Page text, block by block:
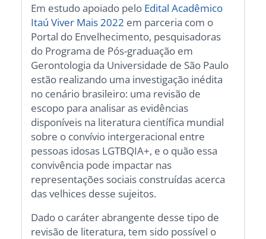
Em estudo apoiado pelo Edital Acadêmico
Itaú Viver Mais 2022 em parceria com o
Portal do Envelhecimento, pesquisadoras
do Programa de Pós-graduação em
Gerontologia da Universidade de São Paulo
estão realizando uma investigação inédita
no cenário brasileiro: uma revisão de
escopo para analisar as evidências
disponíveis na literatura científica mundial
sobre o convívio intergeracional entre
pessoas idosas LGTBQIA+, e o quão essa
convivência pode impactar nas
representações sociais construídas acerca
das velhices desse sujeitos.
Dado o caráter abrangente desse tipo de
revisão de literatura, tem sido possível o